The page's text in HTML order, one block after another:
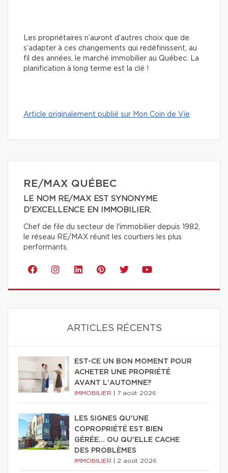
Les propriétaires n’auront d’autres choix que de
s’adapter à ces changements qui redéfinissent, au
fil des années, le marché immobilier au Québec. La
planification à long terme est la clé !
Article originalement publié sur Mon Coin de Vie
RE/MAX QUÉBEC
LE NOM RE/MAX EST SYNONYME
D'EXCELLENCE EN IMMOBILIER.
Chef de file du secteur de l'immobilier depuis 1982,
le réseau RE/MAX réunit les courtiers les plus
performants.
ARTICLES RÉCENTS
EST-CE UN BON MOMENT POUR
ACHETER UNE PROPRIÉTÉ
AVANT L'AUTOMNE?
IMMOBILIER 7 août 2026
LES SIGNES QU'UNE
COPROPRIÉTÉ EST BIEN
GÉRÉE… OU QU'ELLE CACHE
DES PROBLÈMES
IMMOBILIER 2 août 2026